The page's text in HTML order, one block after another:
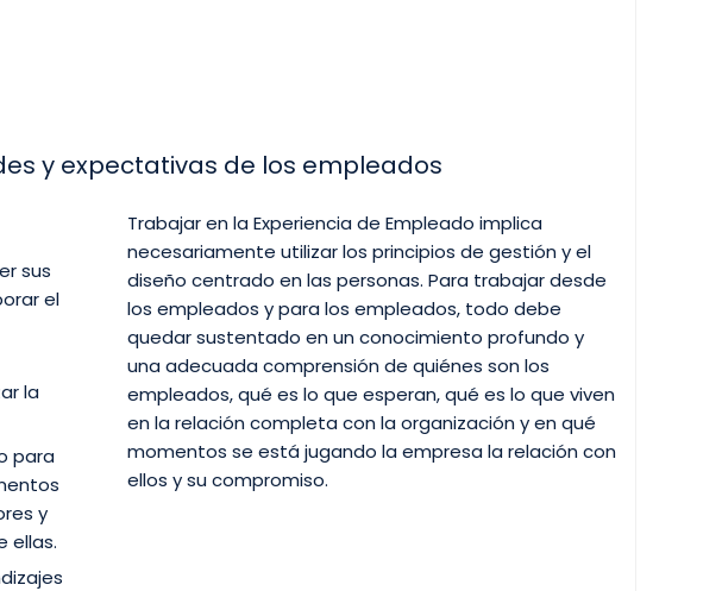
y expectativas de los empleados
sus
el
la
para
y
ellas.
Trabajar en la Experiencia de Empleado implica
necesariamente utilizar los principios de gestión y el
diseño centrado en las personas. Para trabajar desde
los empleados y para los empleados, todo debe
quedar sustentado en un conocimiento profundo y
una adecuada comprensión de quiénes son los
empleados, qué es lo que esperan, qué es lo que viven
en la relación completa con la organización y en qué
momentos se está jugando la empresa la relación con
ellos y su compromiso.